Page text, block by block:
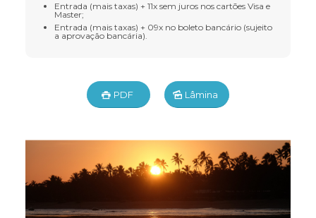
Entrada (mais taxas) + 11x sem juros nos cartões Visa e
Master;
Entrada (mais taxas) + 09x no boleto bancário (sujeito
a aprovação bancária).
PDF Lâmina